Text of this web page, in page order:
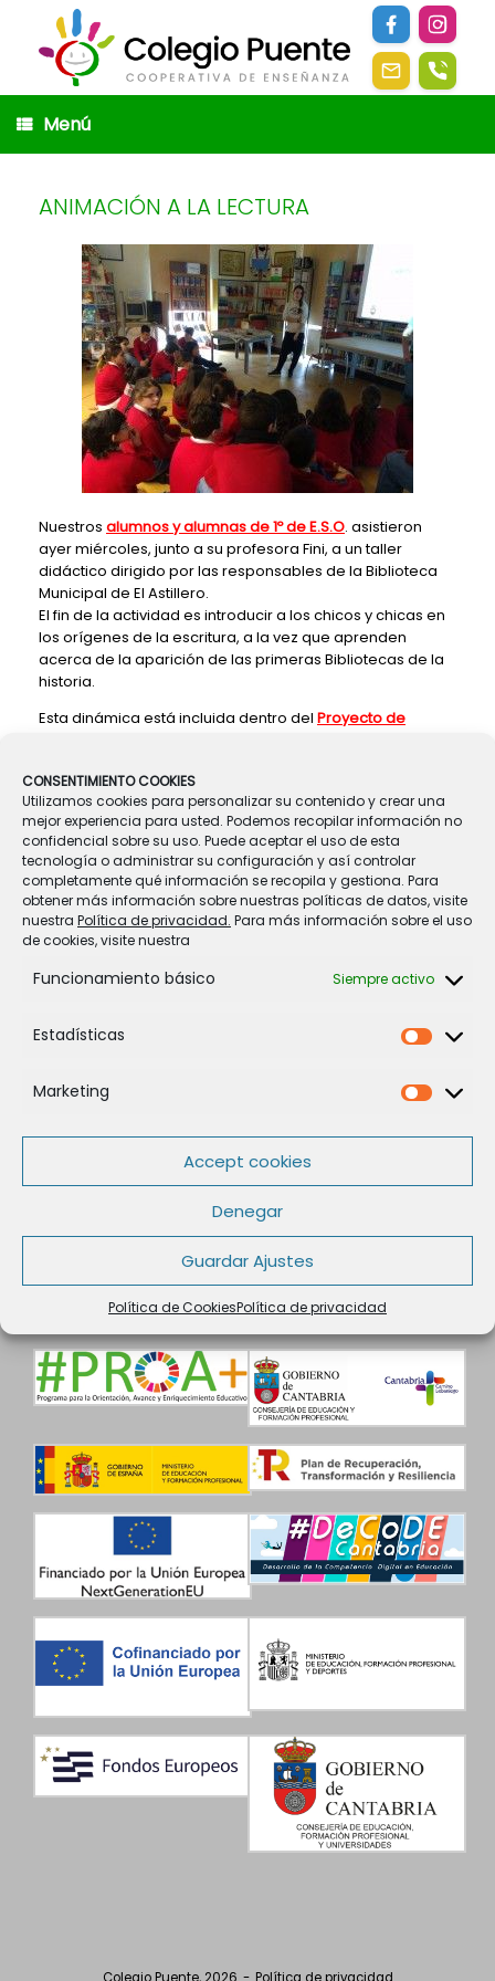
CONSENTIMIENTO COOKIES
Utilizamos cookies para personalizar su contenido y crear una
mejor experiencia para usted. Podemos recopilar información no
confidencial sobre su uso. Puede aceptar el uso de esta
tecnología o administrar su configuración y así controlar
completamente qué información se recopila y gestiona. Para
obtener más información sobre nuestras políticas de datos, visite
nuestra Política de privacidad. Para más información sobre el uso
de cookies, visite nuestra
Funcionamiento básico Siempre activo
Estadísticas
Marketing
Accept cookies
Denegar
Guardar Ajustes
Política de CookiesPolítica de privacidad
contenido
Menú
ANIMACIÓN A LA LECTURA
Nuestros alumnos y alumnas de 1º de E.S.O. asistieron
ayer miércoles, junto a su profesora Fini, a un taller
didáctico dirigido por las responsables de la Biblioteca
Municipal de El Astillero.
El fin de la actividad es introducir a los chicos y chicas en
los orígenes de la escritura, a la vez que aprenden
acerca de la aparición de las primeras Bibliotecas de la
historia.
Esta dinámica está incluida dentro del Proyecto de
Navegador de artículos
← ¡¡ LLEGÓ EL CARNAVAL !!
CANTANDO LAS MARZAS
Condiciones de contratación